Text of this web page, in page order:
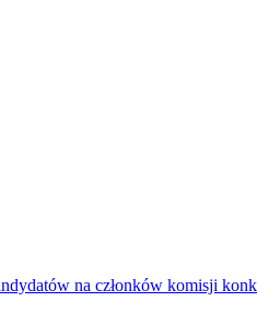
na członków komisji